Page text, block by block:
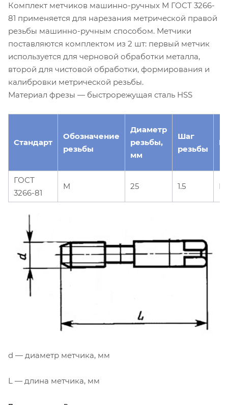
Комплект метчиков машинно-ручных М ГОСТ 3266-
81 применяется для нарезания метрической правой
резьбы машинно-ручным способом. Метчики
поставляются комплектом из 2 шт: первый метчик
используется для черновой обработки металла,
второй для чистовой обработки, формирования и
калибровки метрической резьбы.
Материал фрезы — быстрорежущая сталь HSS
Стандарт
Обозначение
резьбы
Диаметр
резьбы,
мм
Шаг
резьбы
ГОСТ
3266-81
M 25 1.5
d — диаметр метчика, мм
L — длина метчика, мм